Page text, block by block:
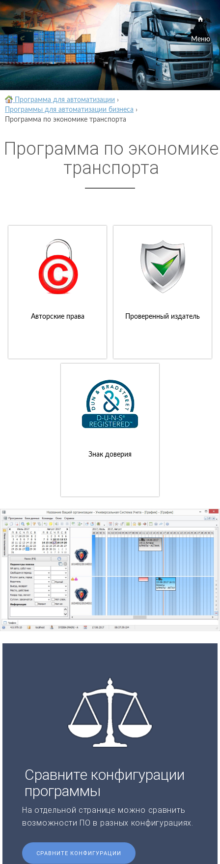
Меню
Программа для автоматизации ›
Программы для автоматизации бизнеса ›
Программа по экономике транспорта
Программа по экономике
транспорта
Авторские права Проверенный издатель
Знак доверия
Сравните конфигурации
программы
На отдельной странице можно сравнить
возможности ПО в разных конфигурациях.
СРАВНИТЕ КОНФИГУРАЦИИ